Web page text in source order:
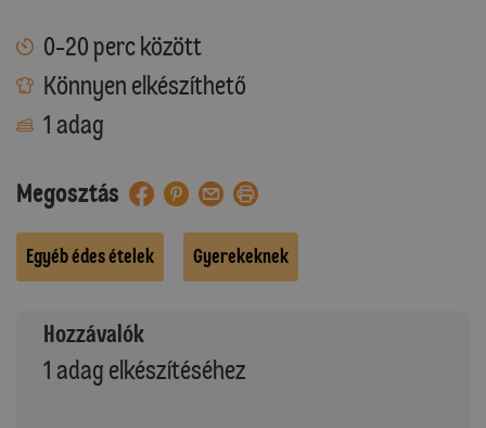
0-20 perc között
Könnyen elkészíthető
1 adag
Megosztás
Egyéb édes ételek Gyerekeknek
Hozzávalók
1 adag elkészítéséhez